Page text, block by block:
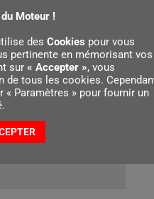
la batterie AS 2
de batterie
Moteur !
des Cookies pour vous
pertinente en mémorisant vos
sur « Accepter », vous
de tous les cookies.
« Paramètres » pour fournir un